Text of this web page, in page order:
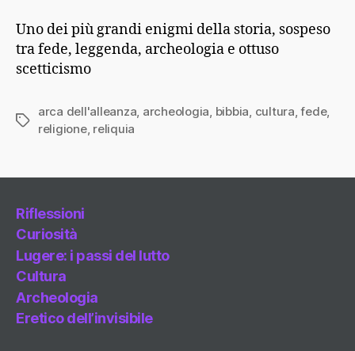
Uno dei più grandi enigmi della storia, sospeso
tra fede, leggenda, archeologia e ottuso
scetticismo
Tag
arca dell'alleanza, archeologia, bibbia, cultura,fede,
religione, reliquia
Riflessioni
Curiosità
Lugere: i passi del lutto
Cultura
Archeologia
Eretico dell’invisibile